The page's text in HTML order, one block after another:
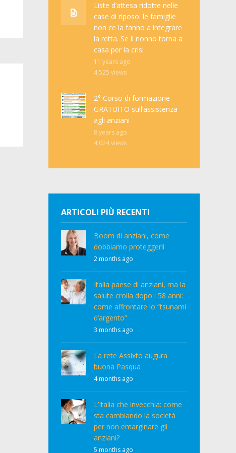
Liste d’attesa ridotte nelle
case di riposo: le famiglie
non ce la fanno a integrare
la retta. Se il nonno torna a
casa per la crisi
11 years ago
4,525 views
2° Corso di formazione
GRATUITO sull’assistenza
agli anziani
8 years ago
4,024views
ARTICOLI PIÙ RECENTI
Boom di anziani, come
dobbiamo proteggerli
2 months ago
Italia paese di anziani, ma la
salute crolla dopo i 58 anni:
come affrontare lo “tsunami
d’argento”
3 months ago
La rete Assixto augura
buona Pasqua
4 months ago
L’Italia che invecchia: come
sta cambiando la società
per non emarginare gli
anziani?
5 months ago